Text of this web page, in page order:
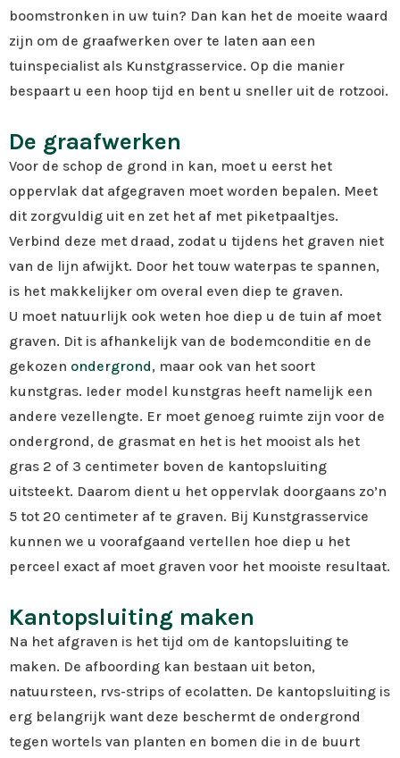
boomstronken in uw tuin? Dan kan het de moeite waard
zijn om de graafwerken over te laten aan een
tuinspecialist als Kunstgrasservice. Op die manier
bespaart u een hoop tijd en bent u sneller uit de rotzooi.
De graafwerken
Voor de schop de grond in kan, moet u eerst het
oppervlak dat afgegraven moet worden bepalen. Meet
dit zorgvuldig uit en zet het af met piketpaaltjes.
Verbind deze met draad, zodat u tijdens het graven niet
van de lijn afwijkt. Door het touw waterpas te spannen,
is het makkelijker om overal even diep te graven.
U moet natuurlijk ook weten hoe diep u de tuin af moet
graven. Dit is afhankelijk van de bodemconditie en de
gekozen ondergrond, maar ook van het soort
kunstgras. Ieder model kunstgras heeft namelijk een
andere vezellengte. Er moet genoeg ruimte zijn voor de
ondergrond, de grasmat en het is het mooist als het
gras 2 of 3 centimeter boven de kantopsluiting
uitsteekt. Daarom dient u het oppervlak doorgaans zo’n
5 tot 20 centimeter af te graven. Bij Kunstgrasservice
kunnen we u voorafgaand vertellen hoe diep u het
perceel exact af moet graven voor het mooiste resultaat.
Kantopsluiting maken
Na het afgraven is het tijd om de kantopsluiting te
maken. De afboording kan bestaan uit beton,
natuursteen, rvs-strips of ecolatten. De kantopsluiting is
erg belangrijk want deze beschermt de ondergrond
tegen wortels van planten en bomen die in de buurt